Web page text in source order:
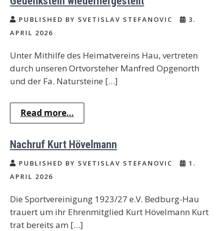
PUBLISHED BY SVETISLAV STEFANOVIC
3.
APRIL 2026
Unter Mithilfe des Heimatvereins Hau, vertreten
durch unseren Ortvorsteher Manfred Opgenorth
und der Fa. Natursteine […]
Read more...
Nachruf Kurt Hövelmann
PUBLISHED BY SVETISLAV STEFANOVIC
1.
APRIL 2026
Die Sportvereinigung 1923/27 e.V. Bedburg-Hau
trauert um ihr Ehrenmitglied Kurt Hövelmann Kurt
trat bereits am […]